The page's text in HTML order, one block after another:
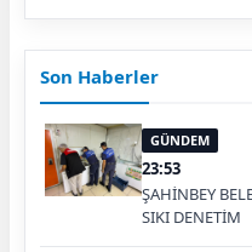
Son Haberler
GÜNDEM
23:53
ŞAHİNBEY
SIKI DENETİM